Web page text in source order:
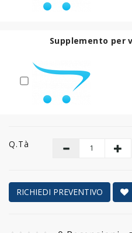
Supplemento per
Q.tà
RICHIEDI PREVENTIVO